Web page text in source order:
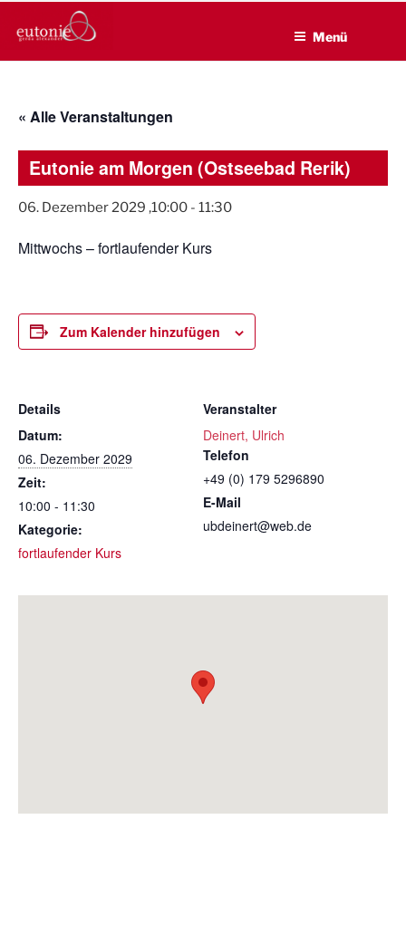
Inhalt
EUTONIE.DE
Lebensbalance durch körperliche Selbsterfahrung
Menü
« Alle Veranstaltungen
Eutonie am Morgen (Ostseebad Rerik)
06. Dezember 2029 ,10:00 - 11:30
Mittwochs – fortlaufender Kurs
Zum Kalender hinzufügen
Details
Datum:
06. Dezember 2029
Zeit:
10:00 - 11:30
Kategorie:
fortlaufender Kurs
Veranstalter
Deinert, Ulrich
Telefon
+49 (0) 179 5296890
E-Mail
ubdeinert@web.de